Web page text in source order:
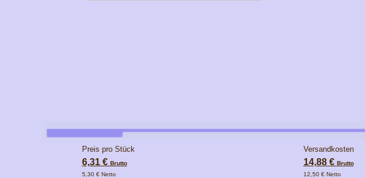
Preis pro Stück Versandkosten
6,31 € Brutto 14,88 € Brutto
5,30 € Netto
12,50 € Netto